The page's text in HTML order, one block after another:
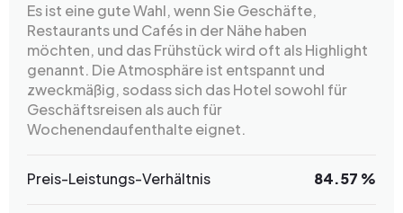
Es ist eine gute Wahl, wenn Sie Geschäfte,
Restaurants und Cafés in der Nähe haben
möchten, und das Frühstück wird oft als Highlight
genannt. Die Atmosphäre ist entspannt und
zweckmäßig, sodass sich das Hotel sowohl für
Geschäftsreisen als auch für
Wochenendaufenthalte eignet.
Preis-Leistungs-Verhältnis 84.57 %